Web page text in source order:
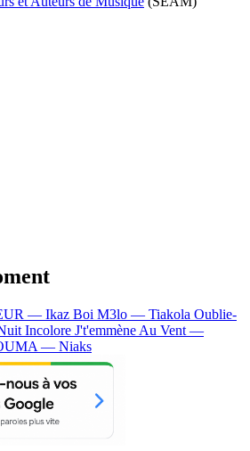
— Ikaz Boi M3lo — Tiakola Oublie-
Incolore J't'emmène Au Vent —
— Niaks